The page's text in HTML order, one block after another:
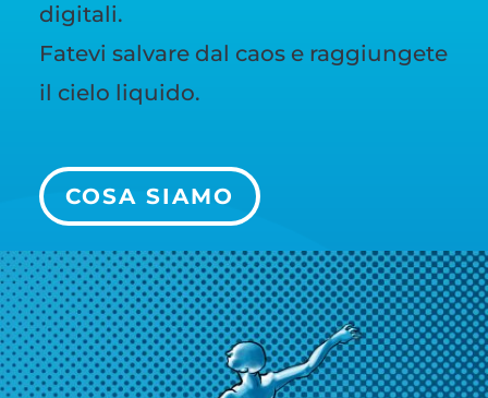
digitali.
Fatevi salvare dal caos e raggiungete
il cielo liquido.
COSA SIAMO